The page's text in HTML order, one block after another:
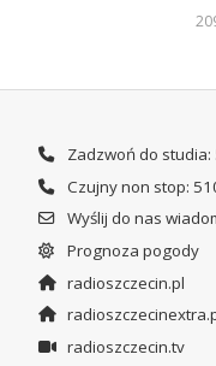
Zadzwoń do
Czujny non stop:
Wyślij do nas
Prognoza pogody
radioszczecin.pl
radioszczecin.tv